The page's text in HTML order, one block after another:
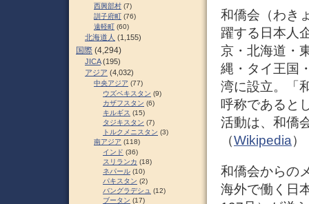
和僑会（わき
躍する日本人
京・北海道・
縄・タイ王国
湾に設立。「
呼称であると
活動は、和僑
（Wikipedia）
和僑会からの
海外で働く日
西興部村 (7)
訓子府町 (76)
遠軽町 (60)
北海道人 (1,155)
国際 (4,294)
JICA(195)
アジア (4,032)
中央アジア (77)
ウズベキスタン (9)
カザフスタン (6)
キルギス (15)
タジキスタン (7)
トルクメニスタン (3)
南アジア (118)
インド (36)
スリランカ (18)
ネパール (10)
パキスタン (2)
バングラデシュ (12)
ブータン (17)